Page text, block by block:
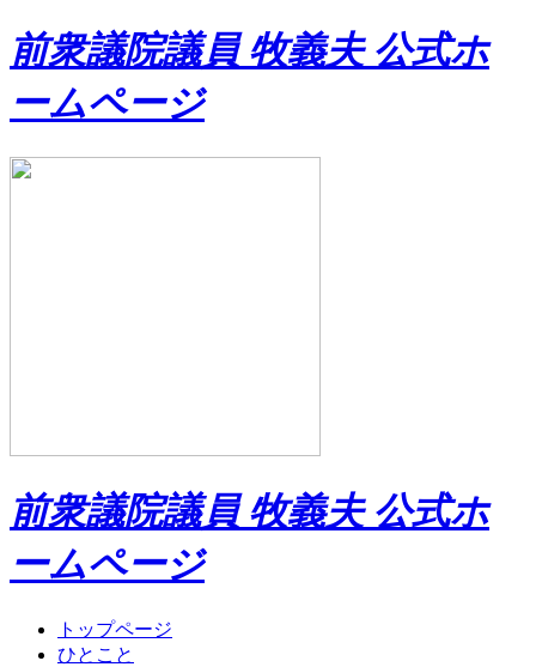
前衆議院議員 牧義夫 公式ホ
ームページ
前衆議院議員 牧義夫 公式ホ
ームページ
トップページ
ひとこと